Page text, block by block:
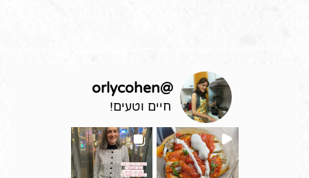
@
orlycohen
חיים וטעים!